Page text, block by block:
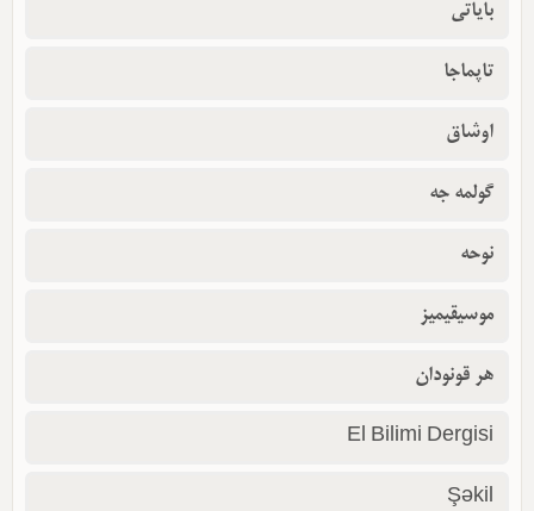
بایاتی
تاپماجا
اوشاق
گولمه جه
نوحه
موسیقیمیز
هر قونودان
El Bilimi Dergisi
Şəkil